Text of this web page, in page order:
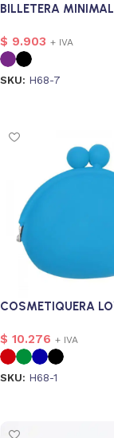
BILLETERA MINIMAL
$ 9.903 + IVA
SKU: H68-7
COSMETIQUERA
$ 10.276 + IVA
SKU: H68-1